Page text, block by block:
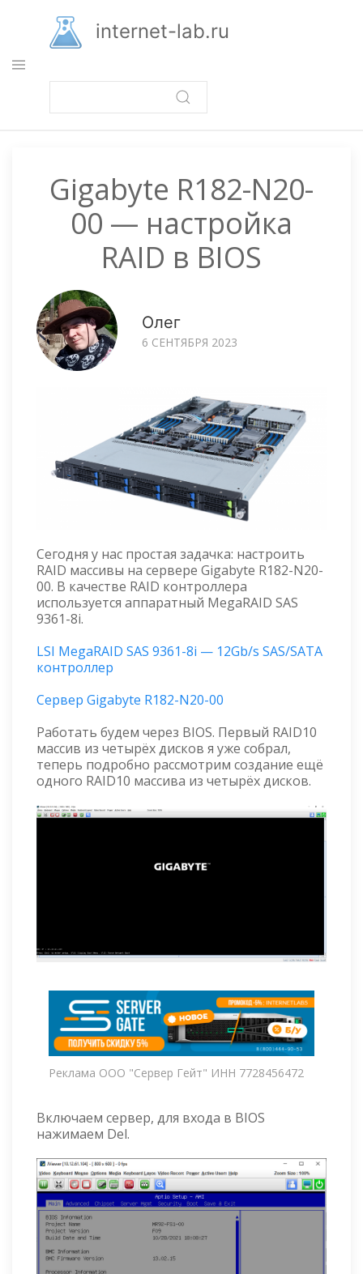
основному
содержанию
internet-lab.ru
Gigabyte R182-N20-
00 — настройка
RAID в BIOS
Олег
6 СЕНТЯБРЯ 2023
Сегодня у нас простая задачка: настроить
RAID массивы на сервере Gigabyte R182-N20-
00. В качестве RAID контроллера
используется аппаратный MegaRAID SAS
9361-8i.
LSI MegaRAID SAS 9361-8i — 12Gb/s SAS/SATA
контроллер
Сервер Gigabyte R182-N20-00
Работать будем через BIOS. Первый RAID10
массив из четырёх дисков я уже собрал,
теперь подробно рассмотрим создание ещё
одного RAID10 массива из четырёх дисков.
Реклама ООО "Сервер Гейт" ИНН 7728456472
Включаем сервер, для входа в BIOS
нажимаем Del.